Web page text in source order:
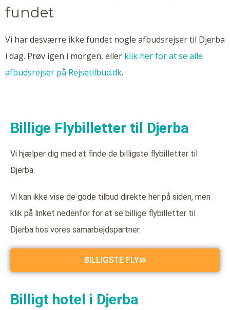
fundet
Vi har desværre ikke fundet nogle afbudsrejser til Djerba
i dag. Prøv igen i morgen, eller klik her for at se alle
afbudsrejser på Rejsetilbud.dk.
Billige Flybilletter til Djerba
Vi hjælper dig med at finde de billigste flybilletter til
Djerba.
Vi kan ikke vise de gode tilbud direkte her på siden, men
klik på linket nedenfor for at se billige flybilletter til
Djerba hos vores samarbejdspartner.
BILLIGSTE FLY
Billigt hotel i Djerba